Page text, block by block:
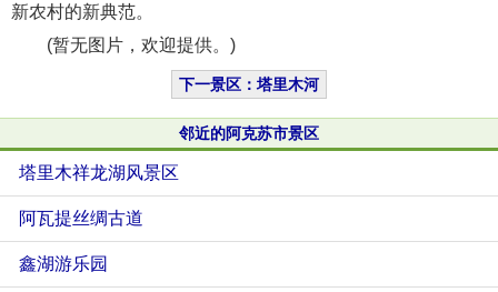
新农村的新典范。
(暂无图片，欢迎提供。)
下一景区：塔里木河
邻近的阿克苏市景区
塔里木祥龙湖风景区
阿瓦提丝绸古道
鑫湖游乐园